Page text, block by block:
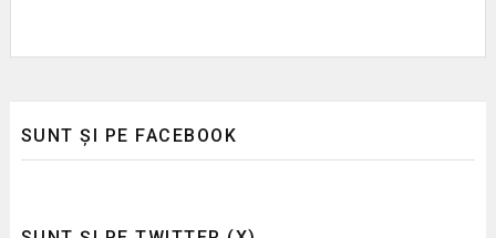
SUNT ȘI PE FACEBOOK